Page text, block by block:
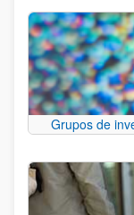
Grupos de